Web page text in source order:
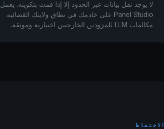
لا يوجد نقل بيانات عبر الحدود إلا إذا قمت بتكوينه. يعمل
Panel Studio على خادمك في نطاق ولايتك القضائية.
مكالمات LLM للمزودين الخارجيين اختيارية وموثقة.
الاحتفاظ